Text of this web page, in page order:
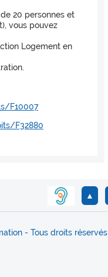
20 personnes et
vous pouvez
Logement en
F10007
F32880
▲
- Tous droits réservés